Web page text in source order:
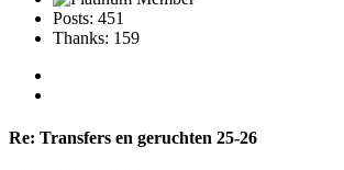
Posts: 451
Thanks: 159
Re: Transfers en geruchten 25-26